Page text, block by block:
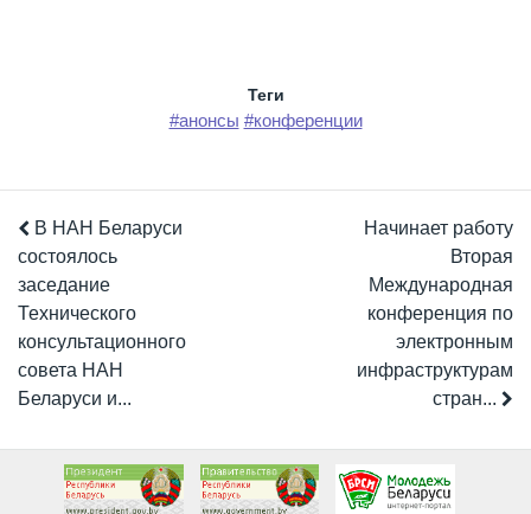
Теги
#анонсы #конференции
В НАН Беларуси
состоялось
заседание
Технического
консультационного
совета НАН
Беларуси и...
Начинает работу
Вторая
Международная
конференция по
электронным
инфраструктурам
стран...